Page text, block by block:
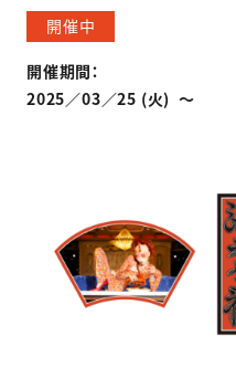
開催中
開催期間：
2025／03／25 (火) 〜